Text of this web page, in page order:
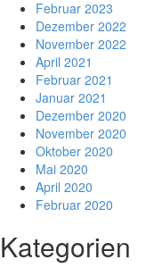
Februar 2023
Dezember 2022
November 2022
April 2021
Februar 2021
Januar 2021
Dezember 2020
November 2020
Oktober 2020
Mai 2020
April 2020
Februar 2020
Kategorien